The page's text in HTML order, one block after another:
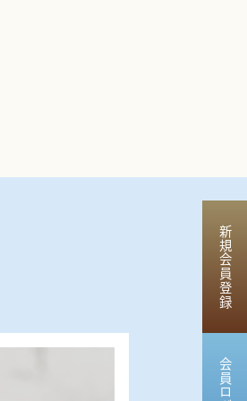
新規会員登録